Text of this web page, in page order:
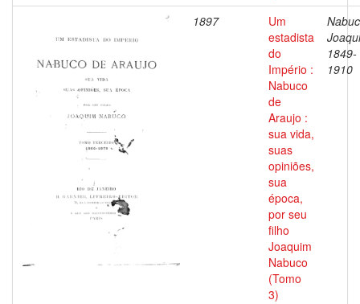
1897
Um
estadista
do
Império :
Nabuco
de
Araujo :
sua vida,
suas
opiniões,
sua
época,
por seu
filho
Joaquim
Nabuco
(Tomo
3)
1849-
1910